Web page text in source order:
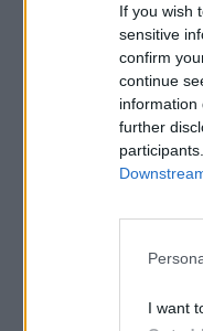
If you wish
sensitive
confirm
continue
information
further
I want